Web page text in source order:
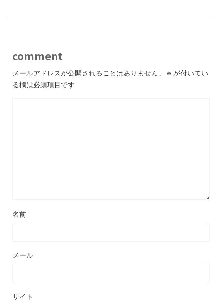
comment
メールアドレスが公開されることはありません。 ※ が付いてい
る欄は必須項目です
名前
メール
サイト